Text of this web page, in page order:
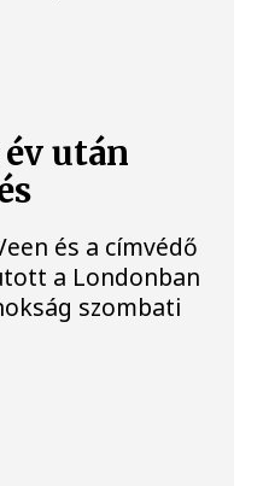
után
és a címvédő
a Londonban
szombati